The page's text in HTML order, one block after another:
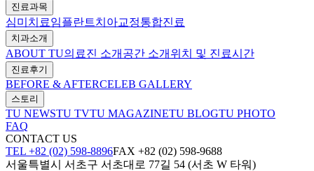
진료과목
심미치료임플란트치아교정통합진료
치과소개
ABOUT TU의료진 소개 공간 소개 위치 및 진료시간
진료후기
BEFORE & AFTERCELEB GALLERY
스토리
TU NEWSTU TVTU MAGAZINETU BLOGTU PHOTO
FAQ
CONTACT US
TEL +82 (02) 598-8896FAX +82 (02) 598-9688
서울특별시 서초구 서초대로 77길 54 (서초 W 타워)